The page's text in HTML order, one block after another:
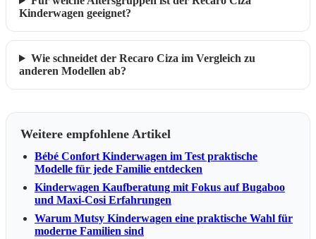
Kinderwagen geeignet?
Wie schneidet der Recaro Ciza im Vergleich zu
anderen Modellen ab?
Weitere empfohlene Artikel
Bébé Confort Kinderwagen im Test praktische
Modelle für jede Familie entdecken
Kinderwagen Kaufberatung mit Fokus auf Bugaboo
und Maxi-Cosi Erfahrungen
Warum Mutsy Kinderwagen eine praktische Wahl für
moderne Familien sind